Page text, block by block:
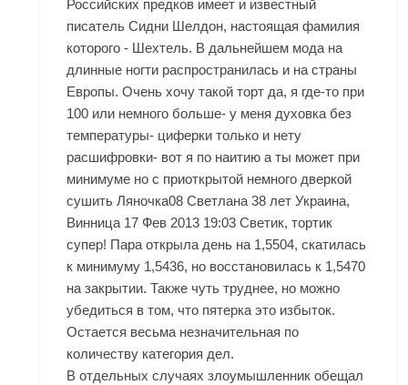
Российских предков имеет и известный
писатель Сидни Шелдон, настоящая фамилия
которого - Шехтель. В дальнейшем мода на
длинные ногти распространилась и на страны
Европы. Очень хочу такой торт да, я где-то при
100 или немного больше- у меня духовка без
температуры- циферки только и нету
расшифровки- вот я по наитию а ты может при
минимуме но с приоткрытой немного дверкой
сушить Ляночка08 Светлана 38 лет Украина,
Винница 17 Фев 2013 19:03 Светик, тортик
супер! Пара открыла день на 1,5504, скатилась
к минимуму 1,5436, но восстановилась к 1,5470
на закрытии. Также чуть труднее, но можно
убедиться в том, что пятерка это избыток.
Остается весьма незначительная по
количеству категория дел.
В отдельных случаях злоумышленник обещал